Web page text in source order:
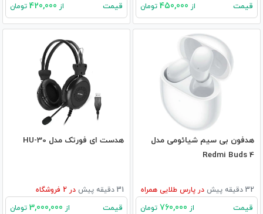
قیمت از تومان قیمت از تومان
هدفون بی سیم شیائومی مدل
Redmi Buds 4
32 دقیقه پیش در پارس طلایی همراه
قیمت از تومان
هدست ای فورتک مدل HU-30
31 دقیقه پیش در فروشگاه
قیمت از تومان